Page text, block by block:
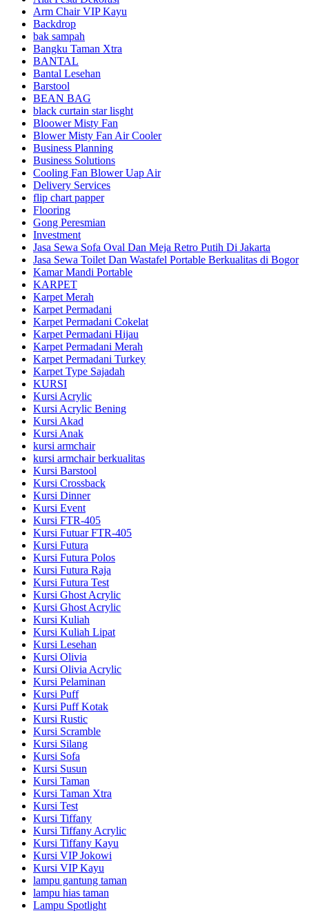
Arm Chair VIP Kayu
Backdrop
bak sampah
Bangku Taman Xtra
BANTAL
Bantal Lesehan
Barstool
BEAN BAG
black curtain star lisght
Bloower Misty Fan
Blower Misty Fan Air Cooler
Business Planning
Business Solutions
Cooling Fan Blower Uap Air
Delivery Services
flip chart papper
Flooring
Gong Peresmian
Investment
Jasa Sewa Sofa Oval Dan Meja Retro Putih Di Jakarta
Jasa Sewa Toilet Dan Wastafel Portable Berkualitas di Bogor
Kamar Mandi Portable
KARPET
Karpet Merah
Karpet Permadani
Karpet Permadani Cokelat
Karpet Permadani Hijau
Karpet Permadani Merah
Karpet Permadani Turkey
Karpet Type Sajadah
KURSI
Kursi Acrylic
Kursi Acrylic Bening
Kursi Akad
Kursi Anak
kursi armchair
kursi armchair berkualitas
Kursi Barstool
Kursi Crossback
Kursi Dinner
Kursi Event
Kursi FTR-405
Kursi Futuar FTR-405
Kursi Futura
Kursi Futura Polos
Kursi Futura Raja
Kursi Futura Test
Kursi Ghost Acrylic
Kursi Ghost Acrylic
Kursi Kuliah
Kursi Kuliah Lipat
Kursi Lesehan
Kursi Olivia
Kursi Olivia Acrylic
Kursi Pelaminan
Kursi Puff
Kursi Puff Kotak
Kursi Rustic
Kursi Scramble
Kursi Silang
Kursi Sofa
Kursi Susun
Kursi Taman
Kursi Taman Xtra
Kursi Test
Kursi Tiffany
Kursi Tiffany Acrylic
Kursi Tiffany Kayu
Kursi VIP Jokowi
Kursi VIP Kayu
lampu gantung taman
lampu hias taman
Lampu Spotlight